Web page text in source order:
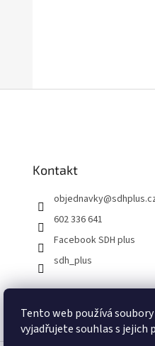
Tento web používá
vyjadřujete souhlas s jejich
Kontakt
objednavky@
602 336 641
Facebook SDH plus
sdh_plus